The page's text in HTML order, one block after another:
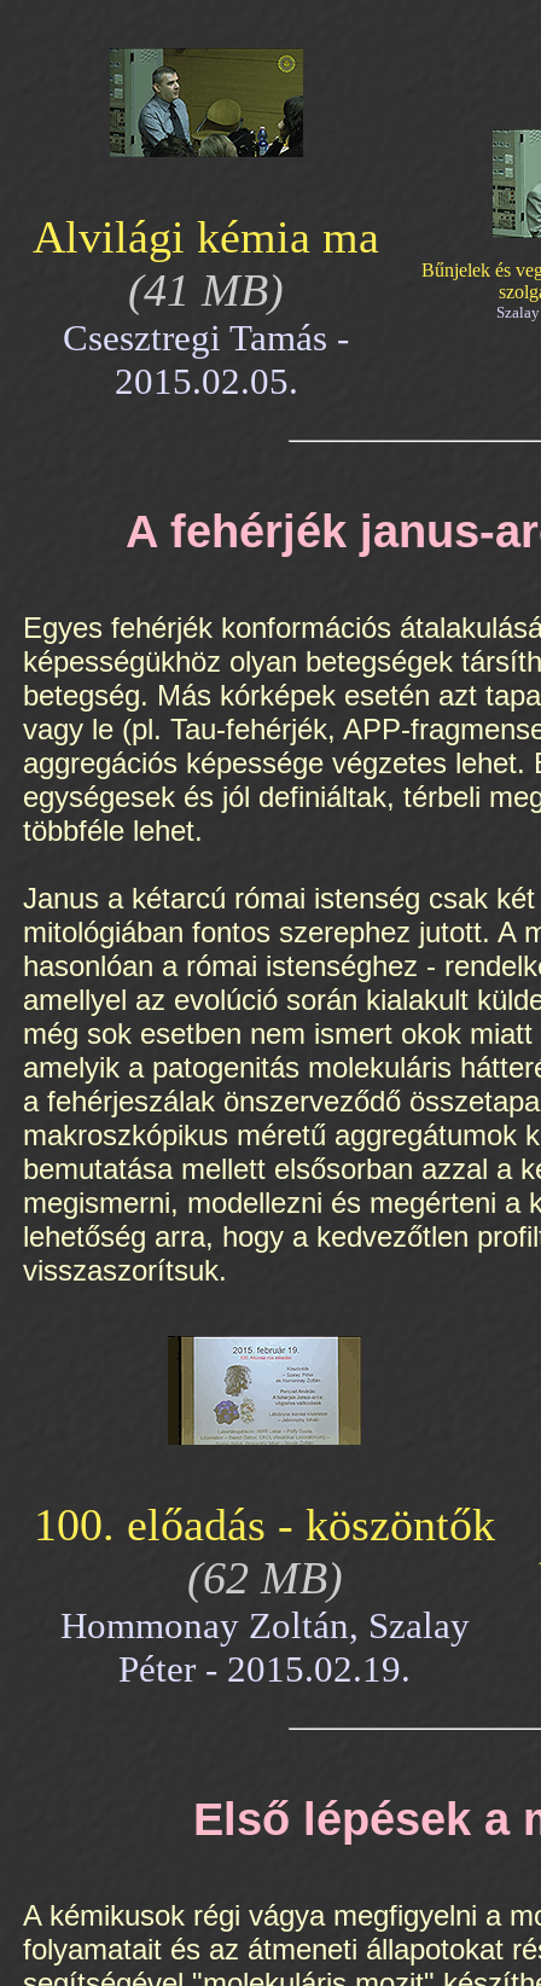
Alvilági kémia ma
(41 MB)
Csesztregi Tamás -
2015.02.05.
Bűnjelek és
A fehérjék janus-
Egyes fehérjék konformációs
képességükhöz olyan betegségek
betegség. Más kórképek esetén azt
vagy le (pl. Tau-fehérjék, APP-
aggregációs képessége végzetes
egységesek és jól definiáltak, térbeli
többféle lehet.
Janus a kétarcú római istenség csak
mitológiában fontos szerephez jutott. A
hasonlóan a római istenséghez -
amellyel az evolúció során kialakult
még sok esetben nem ismert okok
amelyik a patogenitás molekuláris
a fehérjeszálak önszerveződő
makroszkópikus méretű aggregátumok
bemutatása mellett elsősorban azzal a
megismerni, modellezni és megérteni a
lehetőség arra, hogy a kedvezőtlen
visszaszorítsuk.
100. előadás - köszöntők
(62 MB)
Hommonay Zoltán, Szalay
Péter - 2015.02.19.
Első lépések a
A kémikusok régi vágya megfigyelni a
folyamatait és az átmeneti állapotokat